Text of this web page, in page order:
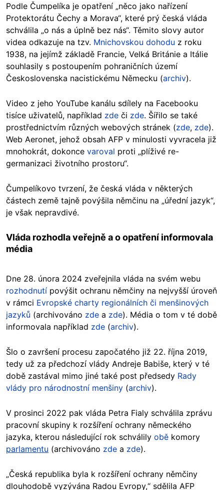
Podle Čumpelíka je opatření „něco jako nařízení
Protektorátu Čechy a Morava“, které prý česká vláda
schválila „o nás a úplně bez nás“. Těmito slovy autor
videa odkazuje na tzv. Mnichovskou dohodu z roku
1938, na jejímž základě Francie, Velká Británie a Itálie
souhlasily s postoupením pohraničních území
Československa nacistickému Německu (archiv).
Video z jeho YouTube kanálu sdílely na Facebooku
tisíce uživatelů, například zde či zde. Šířilo se také
prostřednictvím různých webových stránek (zde, zde).
Web Aeronet, jehož obsah AFP v minulosti vyvracela již
mnohokrát, dokonce varoval proti „plíživé re-
germanizaci životního prostoru“.
Čumpelíkovo tvrzení, že česká vláda v některých
částech země tajně povýšila němčinu na „úřední jazyk“,
je však nepravdivé.
Vláda rozhodla veřejně a o opatření informovala
média
Dne 28. února 2024 zveřejnila vláda na svém webu
rozhodnutí povýšit ochranu němčiny na nejvyšší úroveň
v rámci Evropské charty regionálních či menšinových
jazyků (archivováno zde a zde). Média o tom v té době
informovala například zde (archiv).
Šlo o završení procesu započatého již 22. října 2019,
tedy už za předchozí vlády Andreje Babiše, který v té
době zastával mimo jiné také post předsedy Rady
vlády pro národnostní menšiny (archiv).
V prosinci 2022 pak vláda Petra Fialy schválila zprávu
pracovní skupiny k rozšíření ochrany německého
jazyka, kterou následující rok schválily obě komory
parlamentu (archivováno zde a zde).
„Česká republika byla k rozšíření ochrany němčiny
dlouhodobě vyzývána Radou Evropy,“ sdělila AFP